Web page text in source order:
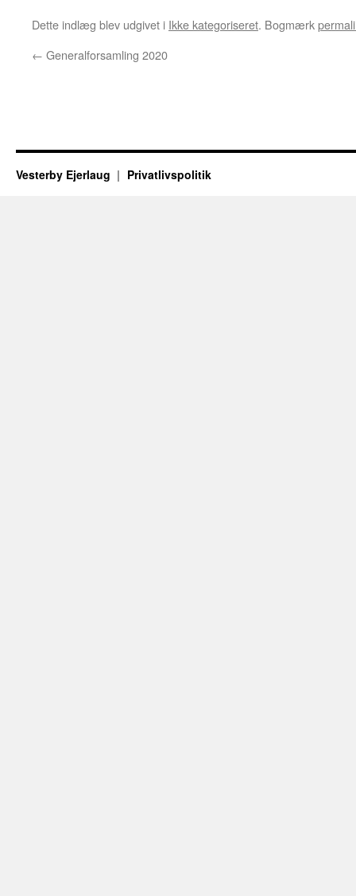
Dette indlæg blev udgivet i Ikke kategoriseret. Bogmærk
← Generalforsamling 2020
Vesterby Ejerlaug Privatlivspolitik